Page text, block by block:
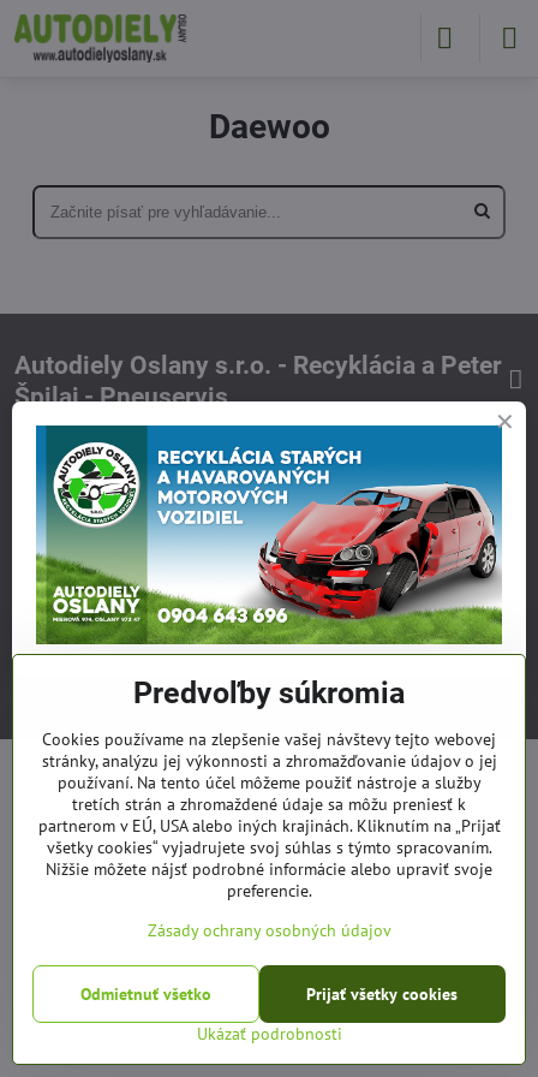
Daewoo
Autodiely Oslany s.r.o. - Recyklácia a Peter
Špilaj - Pneuservis
Kontakt
Otváracie hodiny
©2026Copyright
Predvoľby súkromia
Zásady ochrany osobných údajov
Vytvorené pomocou:BiznisWeb.sk
Predvoľby súkromia
Cookies používame na zlepšenie vašej návštevy tejto webovej
stránky, analýzu jej výkonnosti a zhromažďovanie údajov o jej
používaní. Na tento účel môžeme použiť nástroje a služby
tretích strán a zhromaždené údaje sa môžu preniesť k
partnerom v EÚ, USA alebo iných krajinách. Kliknutím na „Prijať
všetky cookies“ vyjadrujete svoj súhlas s týmto spracovaním.
Nižšie môžete nájsť podrobné informácie alebo upraviť svoje
preferencie.
Zásady ochrany osobných údajov
Ukázať podrobnosti
Prijať všetky cookies
Odmietnuť všetko